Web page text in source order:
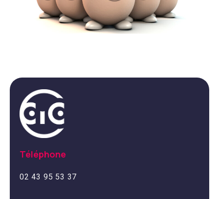
Téléphone
02 43 95 53 37